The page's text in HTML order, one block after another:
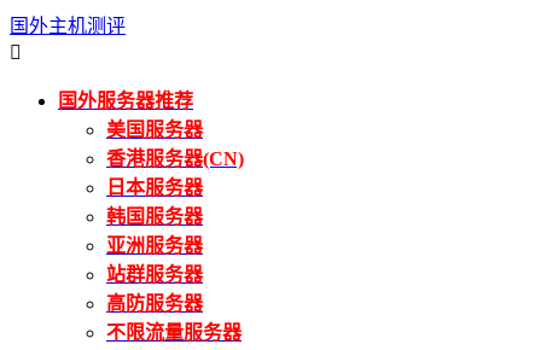
国外主机测评

国外服务器推荐
美国服务器
香港服务器(CN)
日本服务器
韩国服务器
亚洲服务器
站群服务器
高防服务器
不限流量服务器